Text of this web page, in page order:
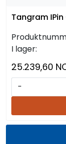
Tangram
I lager:
25.239,60
-